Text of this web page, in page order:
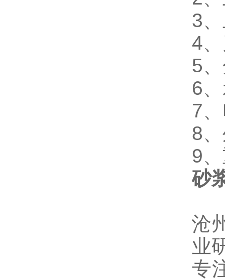
3、
4、
5、
6、
7
8
9
砂
沧
业
专